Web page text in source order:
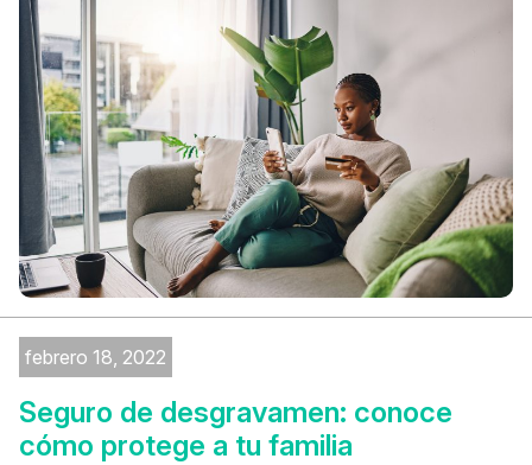
febrero 18, 2022
Seguro de desgravamen: conoce
cómo protege a tu familia